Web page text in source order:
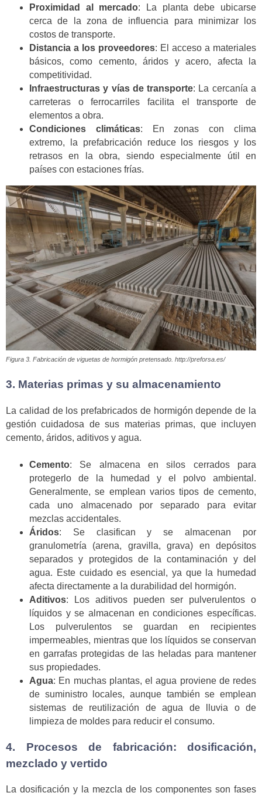
Proximidad al mercado: La planta debe ubicarse
cerca de la zona de influencia para minimizar los
costos de transporte.
Distancia a los proveedores: El acceso a materiales
básicos, como cemento, áridos y acero, afecta la
competitividad.
Infraestructuras y vías de transporte: La cercanía a
carreteras o ferrocarriles facilita el transporte de
elementos a obra.
Condiciones climáticas: En zonas con clima
extremo, la prefabricación reduce los riesgos y los
retrasos en la obra, siendo especialmente útil en
países con estaciones frías.
Figura 3. Fabricación de viguetas de hormigón pretensado. http://preforsa.es/
3. Materias primas y su almacenamiento
La calidad de los prefabricados de hormigón depende de la
gestión cuidadosa de sus materias primas, que incluyen
cemento, áridos, aditivos y agua.
Cemento: Se almacena en silos cerrados para
protegerlo de la humedad y el polvo ambiental.
Generalmente, se emplean varios tipos de cemento,
cada uno almacenado por separado para evitar
mezclas accidentales.
Áridos: Se clasifican y se almacenan por
granulometría (arena, gravilla, grava) en depósitos
separados y protegidos de la contaminación y del
agua. Este cuidado es esencial, ya que la humedad
afecta directamente a la durabilidad del hormigón.
Aditivos: Los aditivos pueden ser pulverulentos o
líquidos y se almacenan en condiciones específicas.
Los pulverulentos se guardan en recipientes
impermeables, mientras que los líquidos se conservan
en garrafas protegidas de las heladas para mantener
sus propiedades.
Agua: En muchas plantas, el agua proviene de redes
de suministro locales, aunque también se emplean
sistemas de reutilización de agua de lluvia o de
limpieza de moldes para reducir el consumo.
4. Procesos de fabricación: dosificación,
mezclado y vertido
La dosificación y la mezcla de los componentes son fases